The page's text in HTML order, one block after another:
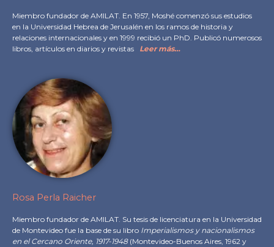
Miembro fundador de AMILAT. En 1957, Moshé comenzó sus estudios
en la Universidad Hebrea de Jerusalén en los ramos de historia y
relaciones internacionales y en 1999 recibió un PhD. Publicó numerosos
libros, artículos en diarios y revistas
Leer más…
Rosa Perla Raicher
Miembro fundador de AMILAT. Su tesis de licenciatura en la Universidad
de Montevideo fue la base de su libro Imperialismos y nacionalismos
en el Cercano Oriente, 1917-1948(Montevideo-Buenos Aires, 1962 y